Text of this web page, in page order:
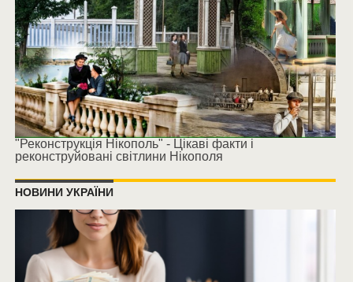
"Реконструкція Нікополь" - Цікаві факти і
реконструйовані світлини Нікополя
НОВИНИ УКРАЇНИ